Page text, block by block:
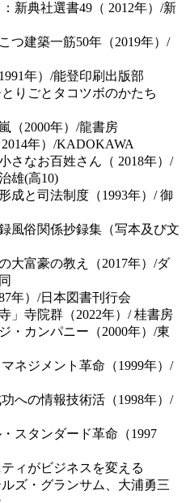
書49（ 2012年）/新
建築一筋50年（2019年）/
年）/能登印刷出版部
コツボのかたち
2000年）/龍書房
年）/KADOKAWA
なお百姓さん（ 2018年）/
雄(高10)
と司法制度（1993年）/ 御
俗関係抄録集（写本及び文
富豪の教え（2017年）/ダ
）/日本図書刊行会
寺院群（2022年）/ 桂書房
カンパニー（2000年）/東
ト革命（1999年）/
技術活（1998年）/
ード革命（1997
ジネスを変える
サム、大浦勇三